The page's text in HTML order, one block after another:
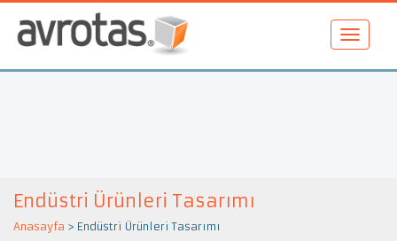
Endüstri Ürünleri Tasarımı
Anasayfa > Endüstri Ürünleri Tasarımı